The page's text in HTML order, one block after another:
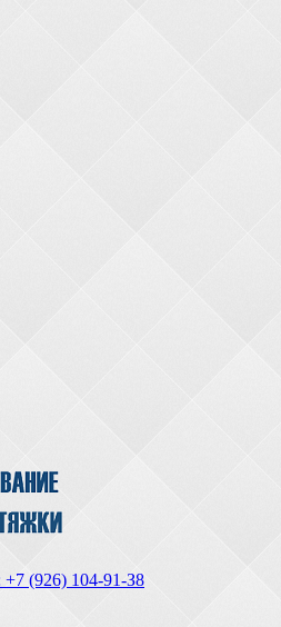
+7 (926) 104-91-З8